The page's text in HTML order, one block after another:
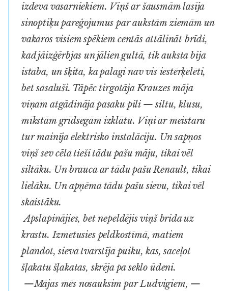
izdeva vasarniekiem. Viņš ar šausmām lasīja
sinoptiķu pareģojumus par aukstām ziemām un
vakaros visiem spēkiem centās attālināt brīdi,
kad jāizģērbjas un jālien gultā, tik auksta bija
istaba, un šķita, ka palagi nav vis iestērķelēti,
bet sasaluši. Tāpēc tirgotāja Krauzes māja
viņam atgādināja pasaku pili — siltu, klusu,
mīkstām grīdsegām izklātu. Viņi ar meistaru
tur mainīja elektrisko instalāciju. Un sapņos
viņš sev cēla tieši tādu pašu māju, tikai vēl
siltāku. Un brauca ar tādu pašuRenault, tikai
lielāku. Un apņēma tādu pašu sievu, tikai vēl
skaistāku.
Apslapinājies, bet nepeldējis viņš brida uz
krastu. Izmetusies peldkostīmā, matiem
plandot, sieva tvarstīja puiku, kas, saceļot
šļakatu šļakatas, skrēja pa seklo ūdeni.
—Mājas mēs nosauksim par Ludvigiem, —